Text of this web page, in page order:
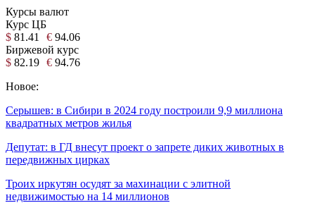
Курсы валют
Курс ЦБ
$ 81.41 € 94.06
Биржевой курс
$ 82.19 € 94.76
Новое:
Серышев: в Сибири в 2024 году построили 9,9 миллиона
квадратных метров жилья
Депутат: в ГД внесут проект о запрете диких животных в
передвижных цирках
Троих иркутян осудят за махинации с элитной
недвижимостью на 14 миллионов